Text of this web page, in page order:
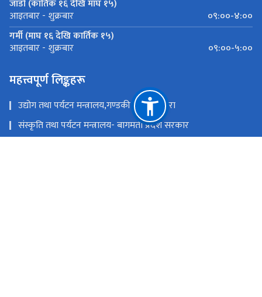
जाडो (कार्तिक १६ देखि माघ १५)
आइतबार - शुक्रबार
०९:००-४:००
गर्मी (माघ १६ देखि कार्तिक १५)
आइतबार - शुक्रबार ०९:००-५:००
महत्त्वपूर्ण लिङ्कहरू
उद्योग तथा पर्यटन मन्त्रालय,गण्डकी प्रदेश ,पोखरा
संस्कृति तथा पर्यटन मन्त्रालय- बागमती प्रदेश सरकार